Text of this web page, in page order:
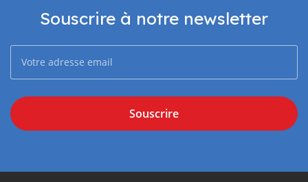
Souscrire à notre newsletter
Souscrire